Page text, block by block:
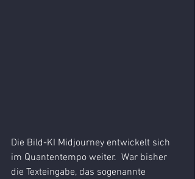
Die Bild-KI Midjourney entwickelt sich
im Quantentempo weiter.  War bisher
die Texteingabe, das sogenannte